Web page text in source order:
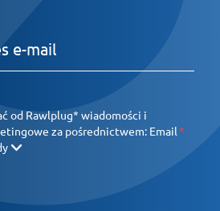
od Rawlplug* wiadomości i
za pośrednictwem: Email